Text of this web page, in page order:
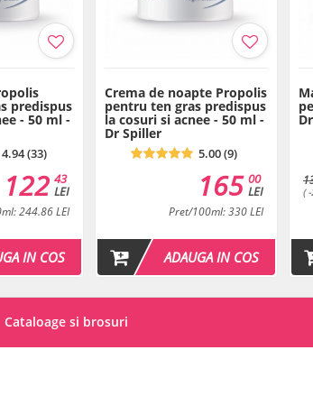
predispus
- 50 ml -
4.94 (33)
43
LEI
122
244.86 LEI
IN COS
Crema de noapte Propolis
pentru ten gras predispus
la cosuri si acnee - 50 ml -
Dr Spiller
5.00 (9)
00
LEI
165
Pret/100ml: 330 LEI
ADAUGA IN COS
(
Cataloage si brosuri